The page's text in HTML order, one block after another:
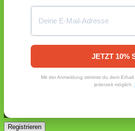
JETZT 10%
Mit der Anmeldung stimmst du dem
jederzeit möglich.
Registrieren
Erforderlich
E-Mail-Adresse gesendet.
Registrieren